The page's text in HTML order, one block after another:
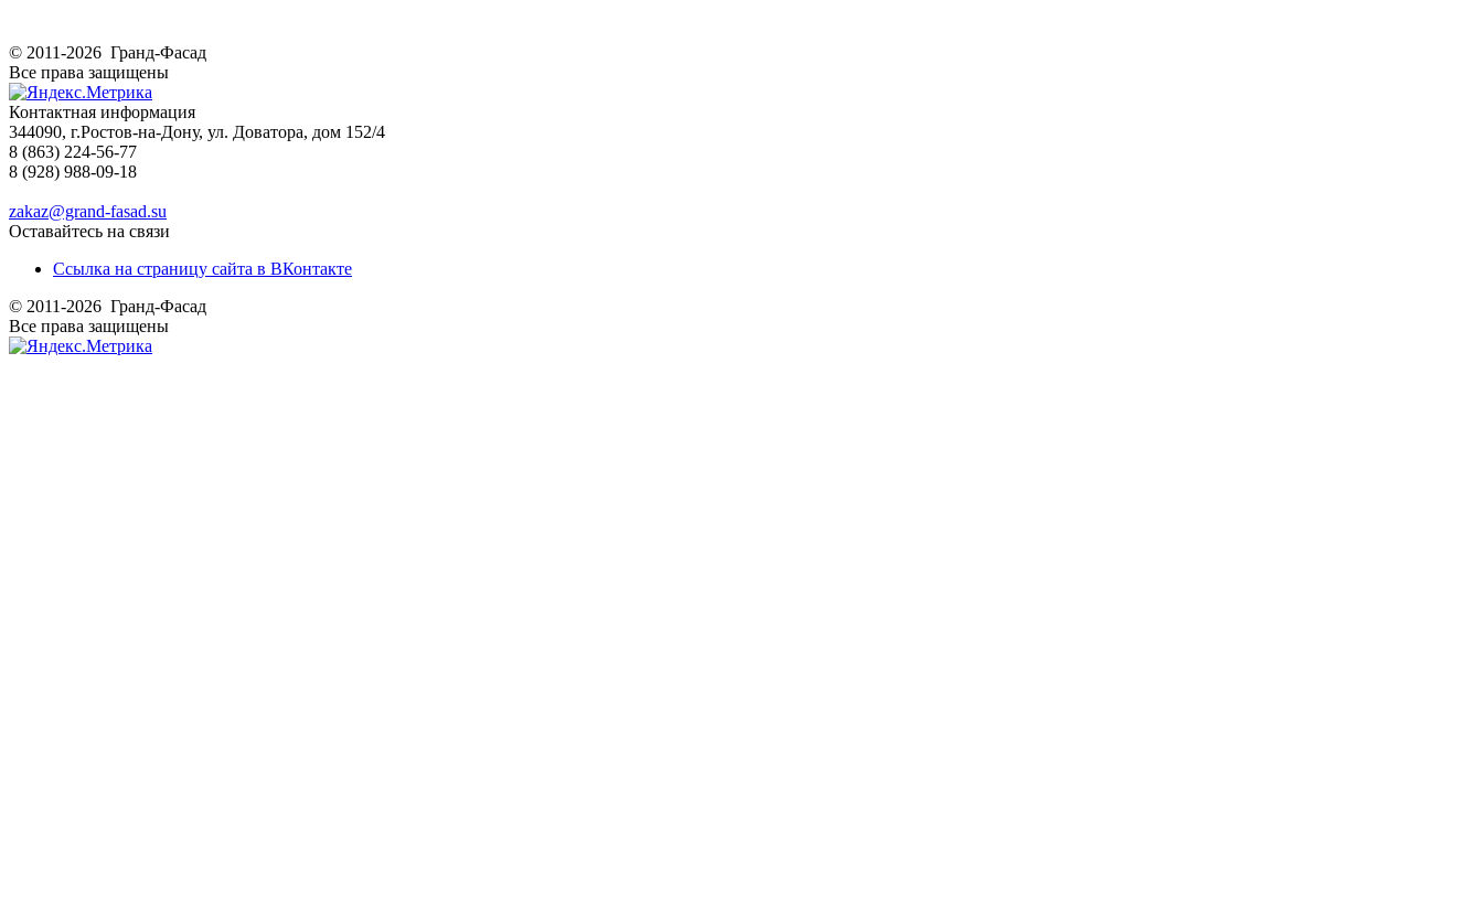
© 2011-2026 Гранд-Фасад
Все права защищены
Контактная информация
344090, г.Ростов-на-Дону, ул. Доватора, дом 152/4
8 (863) 224-56-77
8 (928) 988-09-18
zakaz@grand-fasad.su
Оставайтесь на связи
Ссылка на страницу сайта в ВКонтакте
© 2011-2026 Гранд-Фасад
Все права защищены